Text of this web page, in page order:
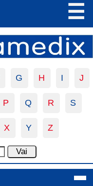
☰
G H I J
P Q R S
X Y Z